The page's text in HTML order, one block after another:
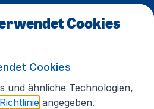
Cookies
Cookies
und ähnliche Technologien,
angegeben.